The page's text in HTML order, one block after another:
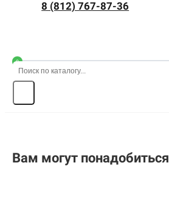
8 (812) 767-87-36
0
Вам могут понадобиться